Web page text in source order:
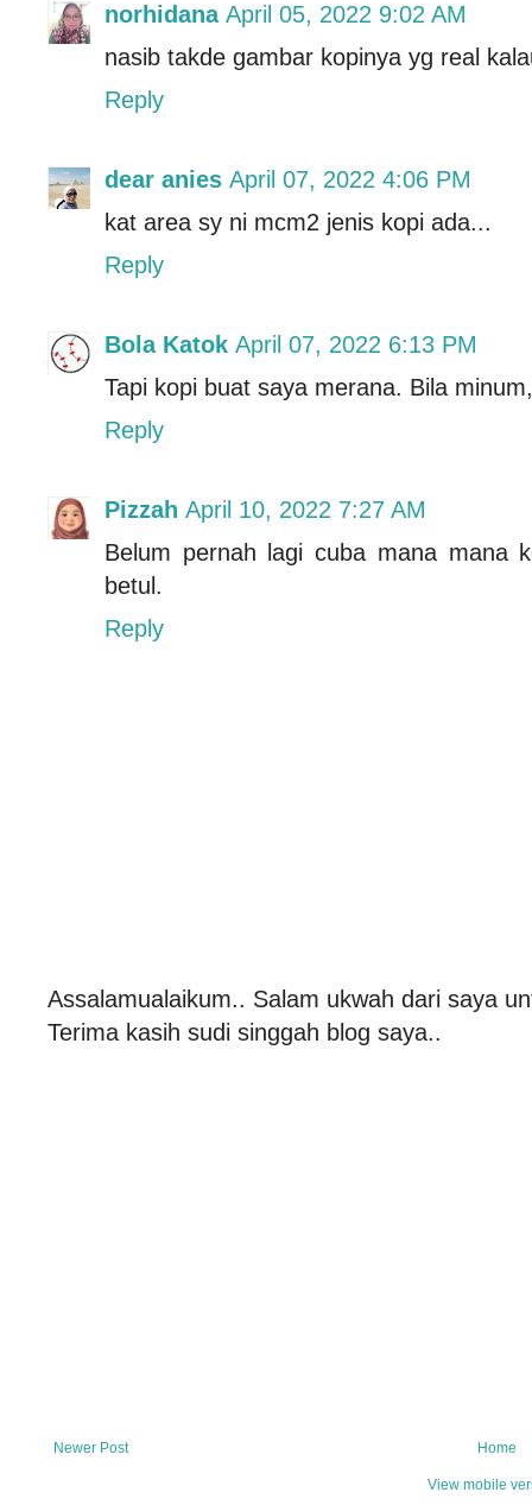
norhidana April 05, 2022 9:02 AM
nasib takde gambar kopinya yg real
Reply
dear anies April 07, 2022 4:06 PM
kat area sy ni mcm2 jenis kopi ada...
Reply
Bola Katok April 07, 2022 6:13 PM
Tapi kopi buat saya merana. Bila
Reply
Pizzah April 10, 2022 7:27 AM
Belum pernah lagi cuba mana mana
betul.
Reply
Assalamualaikum.. Salam ukwah dari saya
Terima kasih sudi singgah blog saya..
Newer Post Home
View mobile